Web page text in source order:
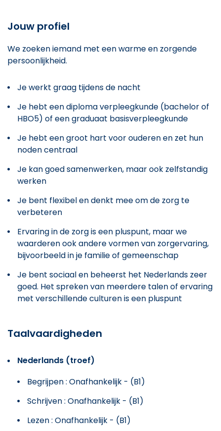
Jouw profiel
We zoeken iemand met een warme en zorgende
persoonlijkheid.
Je werkt graag tijdens de nacht
Je hebt een diploma verpleegkunde (bachelor of
HBO5) of een graduaat basisverpleegkunde
Je hebt een groot hart voor ouderen en zet hun
noden centraal
Je kan goed samenwerken, maar ook zelfstandig
werken
Je bent flexibel en denkt mee om de zorg te
verbeteren
Ervaring in de zorg is een pluspunt, maar we
waarderen ook andere vormen van zorgervaring,
bijvoorbeeld in je familie of gemeenschap
Je bent sociaal en beheerst het Nederlands zeer
goed. Het spreken van meerdere talen of ervaring
met verschillende culturen is een pluspunt
Taalvaardigheden
Nederlands (troef)
Begrijpen : Onafhankelijk - (B1)
Schrijven : Onafhankelijk - (B1)
Lezen : Onafhankelijk - (B1)